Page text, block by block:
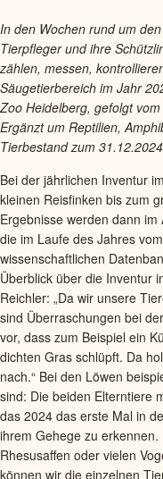
In den Wochen rund um
Tierpfleger und ihre
zählen, messen,
Säugetierbereich im Jahr
Zoo Heidelberg, gefolgt
Ergänzt um Reptilien,
Tierbestand zum
Bei der jährlichen Inventur
kleinen Reisfinken bis zum
Ergebnisse werden dann
die im Laufe des Jahres
wissenschaftlichen
Überblick über die Inventur
Reichler: „Da wir unsere
sind Überraschungen bei
vor, dass zum Beispiel ein
dichten Gras schlüpft. Da
nach.“ Bei den Löwen
sind: Die beiden Elterntiere
das 2024 das erste Mal in
ihrem Gehege zu
Rhesusaffen oder vielen
können wir die einzelnen